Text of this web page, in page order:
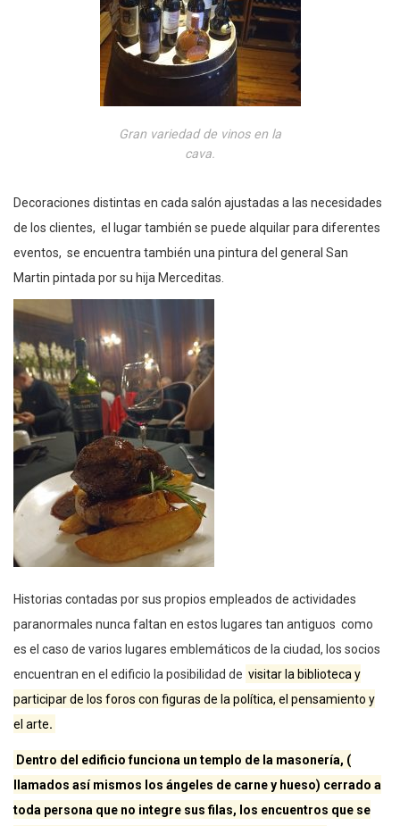
Gran variedad de vinos en la
cava.
Decoraciones distintas en cada salón ajustadas a las necesidades
de los clientes, el lugar también se puede alquilar para diferentes
eventos, se encuentra también una pintura del general San
Martin pintada por su hija Merceditas.
Historias contadas por sus propios empleados de actividades
paranormales nunca faltan en estos lugares tan antiguos como
es el caso de varios lugares emblemáticos de la ciudad, los socios
encuentran en el edificio la posibilidad de visitar la biblioteca y
participar de los foros con figuras de la política, el pensamiento y
el arte.
Dentro del edificio funciona un templo de la masonería, (
llamados así mismos los ángeles de carne y hueso) cerrado a
toda persona que no integre sus filas, los encuentros que se